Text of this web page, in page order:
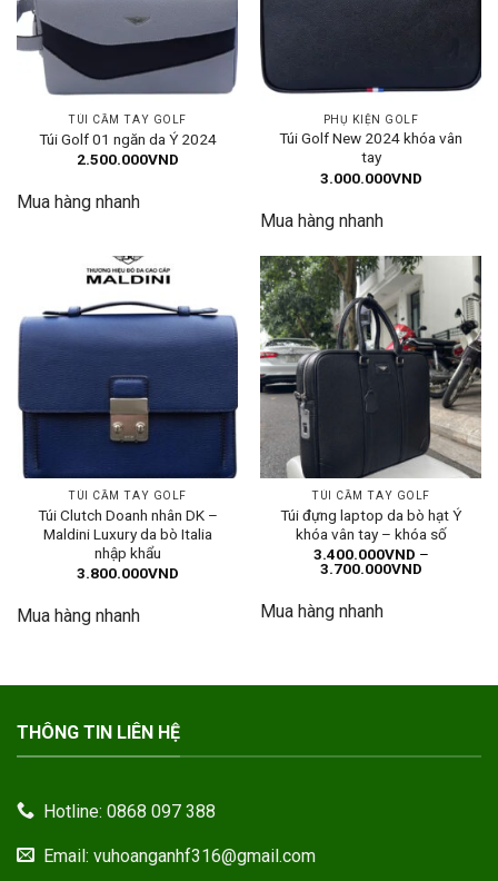
TÚI CẦM TAY GOLF
Túi Golf 01 ngăn da Ý 2024
2.500.000VND
Mua hàng nhanh
PHỤ KIỆN GOLF
Túi Golf New 2024 khóa vân
tay
3.000.000VND
Mua hàng nhanh
TÚI CẦM TAY GOLF
Túi Clutch Doanh nhân DK –
Maldini Luxury da bò Italia
nhập khẩu
3.800.000VND
Mua hàng nhanh
TÚI CẦM TAY GOLF
Túi đựng laptop da bò hạt Ý
khóa vân tay – khóa số
3.400.000VND –
3.700.000VNDKhoảng
Mua hàng nhanh
THÔNG TIN LIÊN HỆ
Hotline: 0868 097 388
Email: vuhoanganhf316@gmail.com